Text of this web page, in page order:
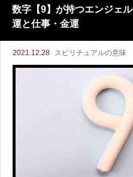
ルナンバーと呼ばれ、天使か
数字【9】が持つエンジェ
運と仕事・金運
2021.12.28 スピリチュアルの意味